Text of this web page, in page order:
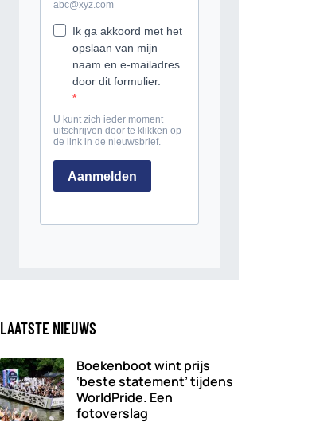
LAATSTE NIEUWS
Boekenboot wint prijs
‘beste statement’ tijdens
WorldPride. Een
fotoverslag